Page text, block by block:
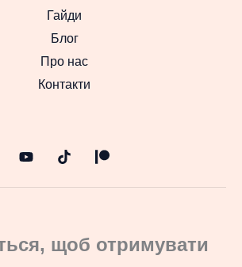
Гайди
Блог
Про нас
Контакти
щоб отримувати